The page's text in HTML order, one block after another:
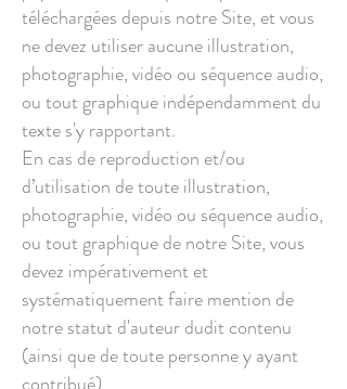
téléchargées depuis notre Site, et vous
ne devez utiliser aucune illustration,
photographie, vidéo ou séquence audio,
ou tout graphique indépendamment du
texte s'y rapportant.
En cas de reproduction et/ou
d’utilisation de toute illustration,
photographie, vidéo ou séquence audio,
ou tout graphique de notre Site, vous
devez impérativement et
systématiquement faire mention de
notre statut d'auteur dudit contenu
(ainsi que de toute personne y ayant